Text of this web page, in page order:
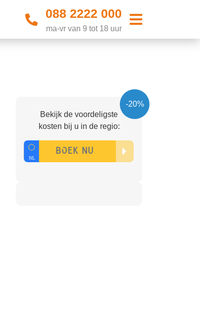
088 2222 000
ma-vr van 9 tot 18 uur
-20%
Bekijk de voordeligste
kosten bij u in de regio: